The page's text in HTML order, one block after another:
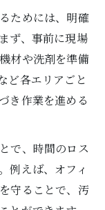
ためには、明確
ず、事前に現場
材や洗剤を準備
ど各エリアごと
き作業を進める
で、時間のロス
例えば、オフィ
守ることで、汚